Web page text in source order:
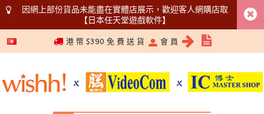
因網上部份貨品未能盡在實體店展示，歡迎客人網購店取
【日本任天堂遊戲軟件】
5366 1340
港 幣 $390 免 費 送 貨 會 員